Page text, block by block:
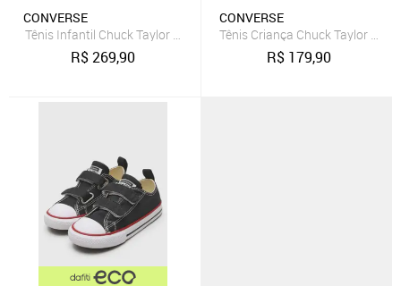
CONVERSE
Tênis Infantil Chuck Taylor All Star Street Cano Médio Preto
R$269,90
CONVERSE
Tênis Criança Chuck Taylor All
R$ 179,90